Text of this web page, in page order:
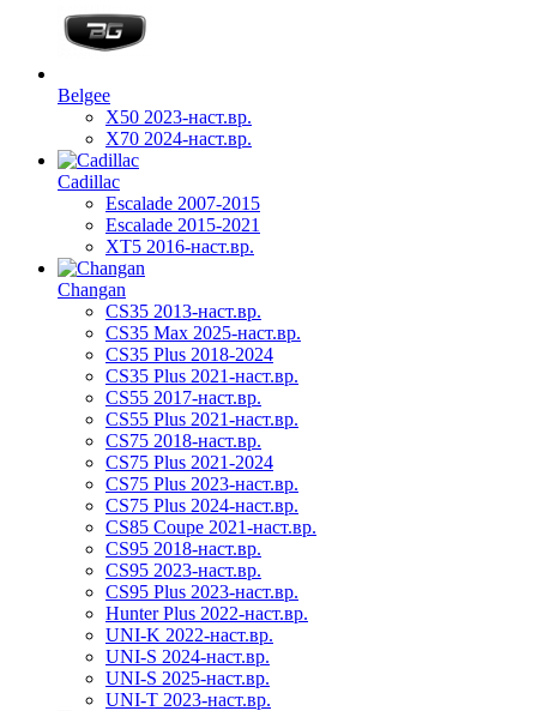
Belgee
X50 2023-наст.вр.
X70 2024-наст.вр.
Cadillac
Escalade 2007-2015
Escalade 2015-2021
XT5 2016-наст.вр.
Changan
CS35 2013-наст.вр.
CS35 Max 2025-наст.вр.
CS35 Plus 2018-2024
CS35 Plus 2021-наст.вр.
CS55 2017-наст.вр.
CS55 Plus 2021-наст.вр.
CS75 2018-наст.вр.
CS75 Plus 2021-2024
CS75 Plus 2023-наст.вр.
CS75 Plus 2024-наст.вр.
CS85 Coupe 2021-наст.вр.
CS95 2018-наст.вр.
CS95 2023-наст.вр.
CS95 Plus 2023-наст.вр.
Hunter Plus 2022-наст.вр.
UNI-K 2022-наст.вр.
UNI-S 2024-наст.вр.
UNI-S 2025-наст.вр.
UNI-T 2023-наст.вр.